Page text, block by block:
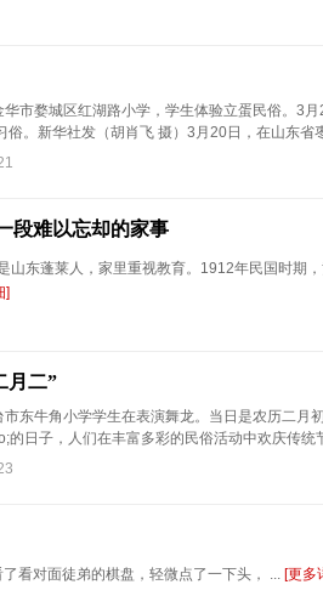
市婺城区红湖路小学，学生体验立蛋民俗。3
俗。新华社发（胡肖飞 摄）3月20日，在山东省
段难以忘却的家事
东蓬莱人，家里重视教育。1912年民国时期
]
月二”
东牛角小学学生在表演舞龙。当日是农历二月
的日子，人们在丰富多彩的民俗活动中欢庆传统
看对面徒弟的棋盘，轻微点了一下头， ... [更多